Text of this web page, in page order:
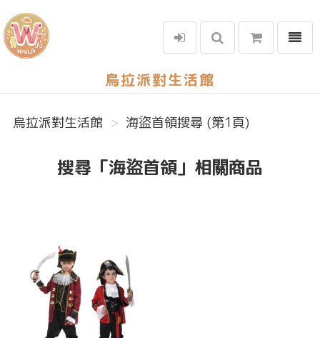
烏拉派對生活館
選單
烏拉派對生活館 海盜首領搜尋 (第1頁)
搜尋「海盜首領」相關商品